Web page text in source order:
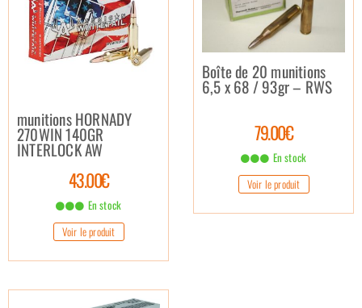
munitions HORNADY
270WIN 140GR
INTERLOCK AW
43.00€
En stock
Voir le produit
Boîte de 20 munitions
6,5 x 68 / 93gr – RWS
79.00€
En stock
Voir le produit